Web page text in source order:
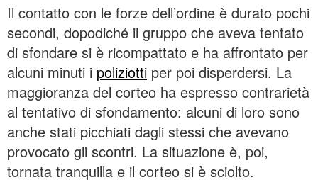
Il contatto con le forze dell’ordine è durato pochi
secondi, dopodiché il gruppo che aveva tentato
di sfondare si è ricompattato e ha affrontato per
alcuni minuti i poliziotti per poi disperdersi. La
maggioranza del corteo ha espresso contrarietà
al tentativo di sfondamento: alcuni di loro sono
anche stati picchiati dagli stessi che avevano
provocato gli scontri. La situazione è, poi,
tornata tranquilla e il corteo si è sciolto.